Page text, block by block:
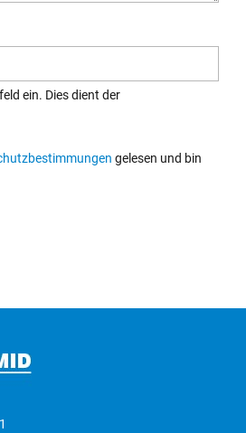
ein. Dies dient der
gelesen und bin